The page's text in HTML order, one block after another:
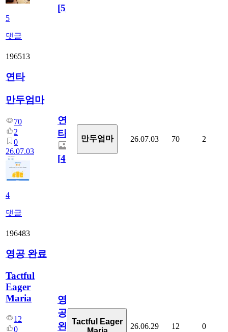
5
댓글
[5]
196513
연타
만두엄마
70
2
0
26.07.03
4
댓글
연
타
[4]
만두엄마 26.07.03 70 2
196483
영공 완료
Tactful
Eager
Maria
12
0
영
공
완
Tactful Eager
26.06.29 12 0